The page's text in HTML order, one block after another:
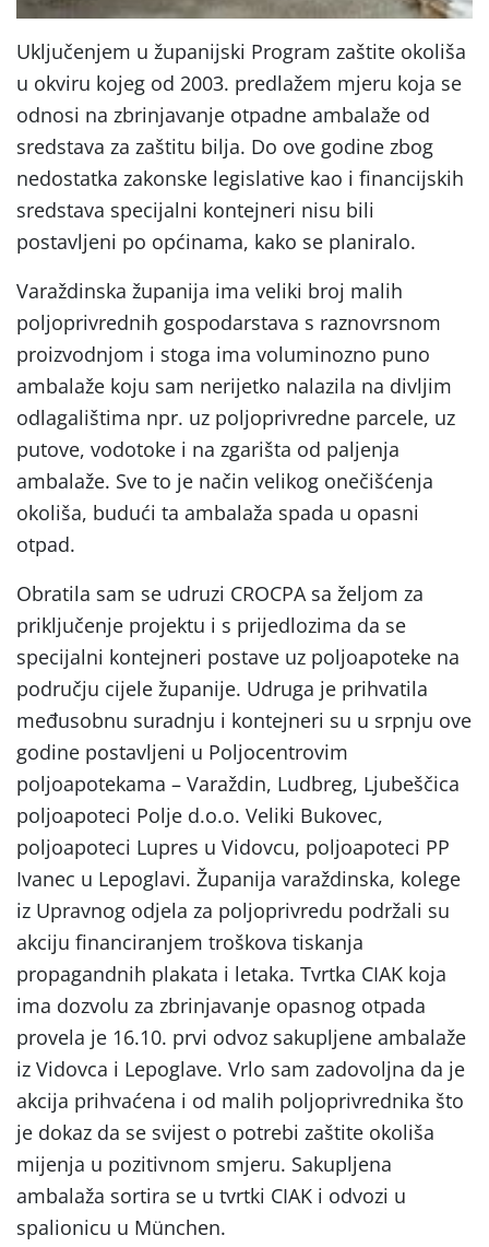
Uključenjem u županijski Program zaštite okoliša
u okviru kojeg od 2003. predlažem mjeru koja se
odnosi na zbrinjavanje otpadne ambalaže od
sredstava za zaštitu bilja. Do ove godine zbog
nedostatka zakonske legislative kao i financijskih
sredstava specijalni kontejneri nisu bili
postavljeni po općinama, kako se planiralo.
Varaždinska županija ima veliki broj malih
poljoprivrednih gospodarstava s raznovrsnom
proizvodnjom i stoga ima voluminozno puno
ambalaže koju sam nerijetko nalazila na divljim
odlagalištima npr. uz poljoprivredne parcele, uz
putove, vodotoke i na zgarišta od paljenja
ambalaže. Sve to je način velikog onečišćenja
okoliša, budući ta ambalaža spada u opasni
otpad.
Obratila sam se udruzi CROCPA sa željom za
priključenje projektu i s prijedlozima da se
specijalni kontejneri postave uz poljoapoteke na
području cijele županije. Udruga je prihvatila
međusobnu suradnju i kontejneri su u srpnju ove
godine postavljeni u Poljocentrovim
poljoapotekama – Varaždin, Ludbreg, Ljubeščica
poljoapoteci Polje d.o.o. Veliki Bukovec,
poljoapoteci Lupres u Vidovcu, poljoapoteci PP
Ivanec u Lepoglavi. Županija varaždinska, kolege
iz Upravnog odjela za poljoprivredu podržali su
akciju financiranjem troškova tiskanja
propagandnih plakata i letaka. Tvrtka CIAK koja
ima dozvolu za zbrinjavanje opasnog otpada
provela je 16.10. prvi odvoz sakupljene ambalaže
iz Vidovca i Lepoglave. Vrlo sam zadovoljna da je
akcija prihvaćena i od malih poljoprivrednika što
je dokaz da se svijest o potrebi zaštite okoliša
mijenja u pozitivnom smjeru. Sakupljena
ambalaža sortira se u tvrtki CIAK i odvozi u
spalionicu u München.